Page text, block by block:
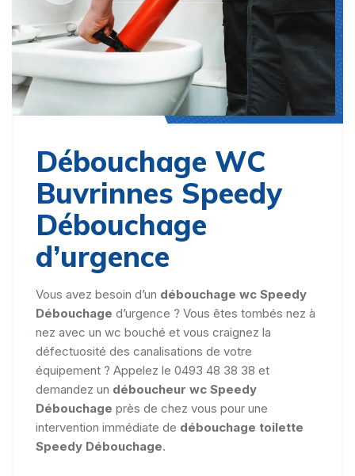
Débouchage WC
Buvrinnes Speedy
Débouchage
d’urgence
Vous avez besoin d’un débouchage wc Speedy
Débouchage d’urgence ? Vous êtes tombés nez à
nez avec un wc bouché et vous craignez la
défectuosité des canalisations de votre
équipement ? Appelez le 0493 48 38 38 et
demandez un déboucheur wc Speedy
Débouchage près de chez vous pour une
intervention immédiate de débouchage toilette
Speedy Débouchage.